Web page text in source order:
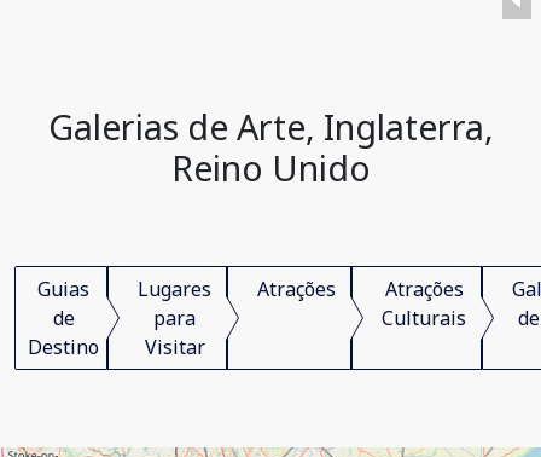
Galerias de Arte, Inglaterra,
Reino Unido
Guias
de
Destino
Lugares
para
Visitar
Atrações
Atrações
Culturais